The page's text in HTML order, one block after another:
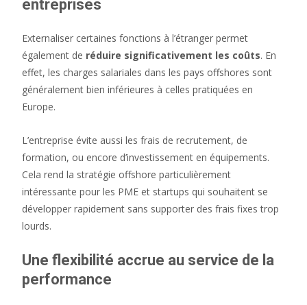
entreprises
Externaliser certaines fonctions à l’étranger permet
également de réduire significativement les coûts. En
effet, les charges salariales dans les pays offshores sont
généralement bien inférieures à celles pratiquées en
Europe.
L’entreprise évite aussi les frais de recrutement, de
formation, ou encore d’investissement en équipements.
Cela rend la stratégie offshore particulièrement
intéressante pour les PME et startups qui souhaitent se
développer rapidement sans supporter des frais fixes trop
lourds.
Une flexibilité accrue au service de la
performance